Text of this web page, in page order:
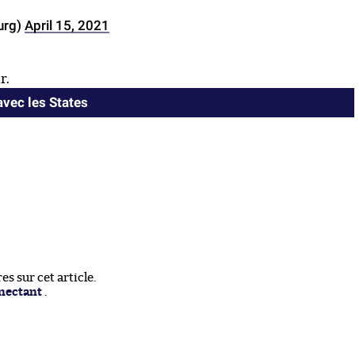
April 15, 2021
les States
sur cet article.